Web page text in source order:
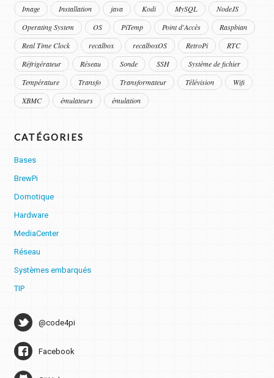
Image
Installation java Kodi MySQL
NodeJS
Operating System
OS PiTemp Point d'Accès
Raspbian
Real Time Clock
recalbox recalboxOS RetroPi
RTC
Réfrigérateur
Réseau Sonde SSH
Système de fichier
Température
Transfo Transformateur Télévision
Wifi
XBMC
émulateurs émulation
CATÉGORIES
Bases
BrewPi
Domotique
Hardware
MediaCenter
Réseau
Systèmes embarqués
TIP
@code4pi
Facebook